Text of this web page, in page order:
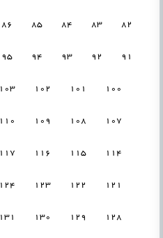
82
83
84
85
86
91
92
93
94
95
100
101
102
103
107
108
109
110
114
115
116
117
121
122
123
124
128
129
130
131